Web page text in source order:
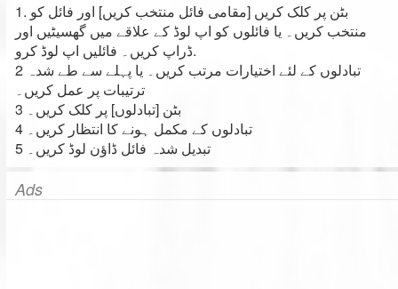
1. بٹن پر کلک کریں [مقامی فائل منتخب کریں] اور فائل کو
منتخب کریں۔ یا فائلوں کو اپ لوڈ کے علاقے میں گھسیٹیں اور
ڈراپ کریں۔ فائلیں اپ لوڈ کرو.
2 تبادلوں کے لئے اختیارات مرتب کریں۔ یا پہلے سے طے شدہ
ترتیبات پر عمل کریں۔
3 بٹن [تبادلوں] پر کلک کریں۔
4 تبادلوں کے مکمل ہونے کا انتظار کریں۔
5 تبدیل شدہ فائل ڈاؤن لوڈ کریں۔
Ads